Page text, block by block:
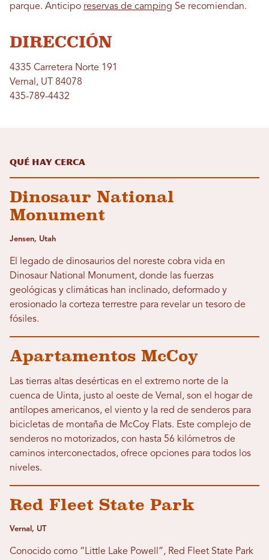
parque. Anticipo reservas de camping Se recomiendan.
DIRECCIÓN
4335 Carretera Norte 191
Vernal, UT 84078
435-789-4432
Qué hay cerca
Dinosaur National
Monument
Jensen, Utah
El legado de dinosaurios del noreste cobra vida en
Dinosaur National Monument, donde las fuerzas
geológicas y climáticas han inclinado, deformado y
erosionado la corteza terrestre para revelar un tesoro de
fósiles.
Apartamentos McCoy
Las tierras altas desérticas en el extremo norte de la
cuenca de Uinta, justo al oeste de Vernal, son el hogar de
antílopes americanos, el viento y la red de senderos para
bicicletas de montaña de McCoy Flats. Este complejo de
senderos no motorizados, con hasta 56 kilómetros de
caminos interconectados, ofrece opciones para todos los
niveles.
Red Fleet State Park
Vernal, UT
Conocido como “Little Lake Powell”, Red Fleet State Park